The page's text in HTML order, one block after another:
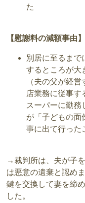
た
【慰謝料の減額事由】
別居に至るまで
するところが大
（夫の父が経
店業務に従事す
スーパーに勤務
が「子どもの面
事に出て行った
→裁判所は、夫が子
は悪意の遺棄と認め
鍵を交換して妻を締
した。